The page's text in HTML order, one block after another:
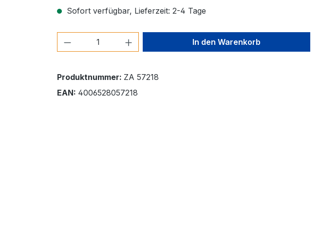
Sofort verfügbar, Lieferzeit: 2-4 Tage
Produkt Anzahl: Gib den gewünschten Wert
In den Warenkorb
Produktnummer: ZA 57218
EAN: 4006528057218